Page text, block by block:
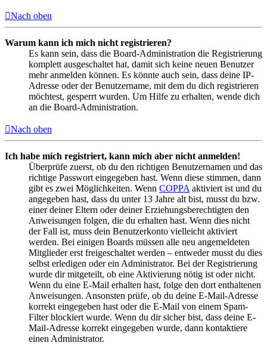
Nach oben
Warum kann ich mich nicht registrieren?
Es kann sein, dass die Board-Administration die Registrierung
komplett ausgeschaltet hat, damit sich keine neuen Benutzer
mehr anmelden können. Es könnte auch sein, dass deine IP-
Adresse oder der Benutzername, mit dem du dich registrieren
möchtest, gesperrt wurden. Um Hilfe zu erhalten, wende dich
an die Board-Administration.
Nach oben
Ich habe mich registriert, kann mich aber nicht anmelden!
Überprüfe zuerst, ob du den richtigen Benutzernamen und das
richtige Passwort eingegeben hast. Wenn diese stimmen, dann
gibt es zwei Möglichkeiten. Wenn COPPA aktiviert ist und du
angegeben hast, dass du unter 13 Jahre alt bist, musst du bzw.
einer deiner Eltern oder deiner Erziehungsberechtigten den
Anweisungen folgen, die du erhalten hast. Wenn dies nicht
der Fall ist, muss dein Benutzerkonto vielleicht aktiviert
werden. Bei einigen Boards müssen alle neu angemeldeten
Mitglieder erst freigeschaltet werden – entweder musst du dies
selbst erledigen oder ein Administrator. Bei der Registrierung
wurde dir mitgeteilt, ob eine Aktivierung nötig ist oder nicht.
Wenn du eine E-Mail erhalten hast, folge den dort enthaltenen
Anweisungen. Ansonsten prüfe, ob du deine E-Mail-Adresse
korrekt eingegeben hast oder die E-Mail von einem Spam-
Filter blockiert wurde. Wenn du dir sicher bist, dass deine E-
Mail-Adresse korrekt eingegeben wurde, dann kontaktiere
einen Administrator.